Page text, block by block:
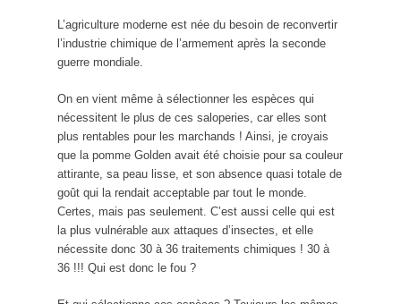
L’agriculture moderne est née du besoin de reconvertir
l’industrie chimique de l’armement après la seconde
guerre mondiale.
On en vient même à sélectionner les espèces qui
nécessitent le plus de ces saloperies, car elles sont
plus rentables pour les marchands ! Ainsi, je croyais
que la pomme Golden avait été choisie pour sa couleur
attirante, sa peau lisse, et son absence quasi totale de
goût qui la rendait acceptable par tout le monde.
Certes, mais pas seulement. C’est aussi celle qui est
la plus vulnérable aux attaques d’insectes, et elle
nécessite donc 30 à 36 traitements chimiques ! 30 à
36 !!! Qui est donc le fou ?